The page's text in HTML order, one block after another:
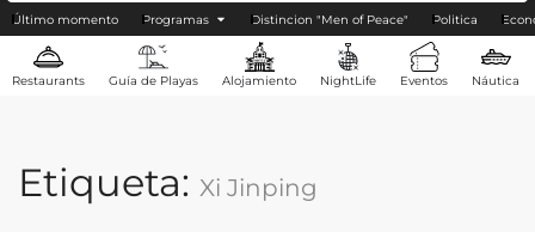
Último momento Programas Distincion "Men of Peace" Politica
Restaurants Guía de Playas Alojamiento NightLife Eventos Náutica
Etiqueta: Xi Jinping